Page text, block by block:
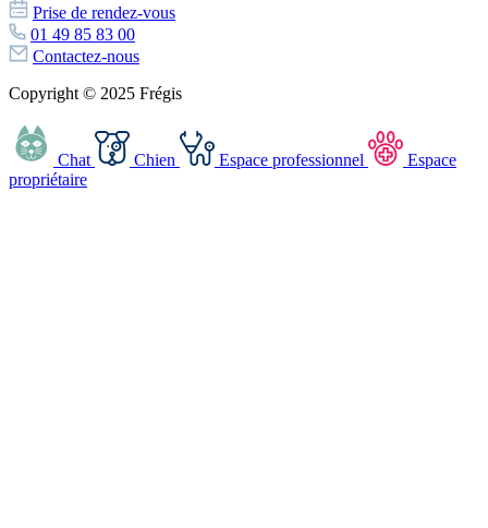
Prise de rendez-vous
01 49 85 83 00
Contactez-nous
Copyright © 2025 Frégis
Chat Chien Espace professionnel
Espace
propriétaire